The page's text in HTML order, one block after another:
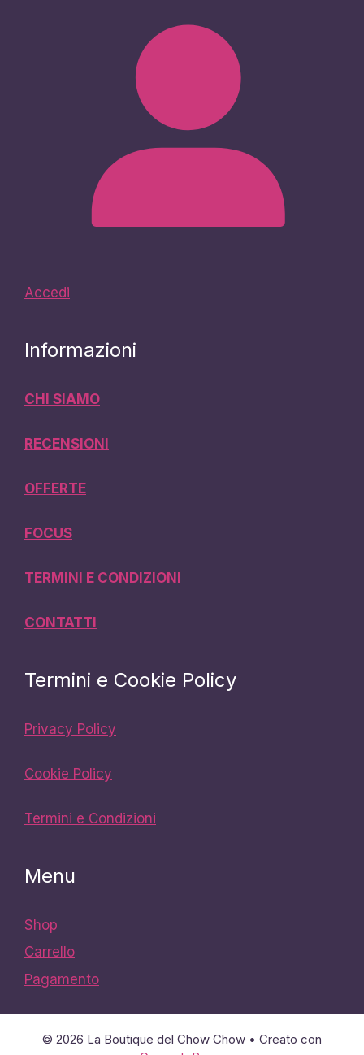
Accedi
Informazioni
CHI SIAMO
RECENSIONI
OFFERTE
FOCUS
TERMINI E CONDIZIONI
CONTATTI
Termini e Cookie Policy
Privacy Policy
Cookie Policy
Termini e Condizioni
Menu
Shop
Carrello
Pagamento
© 2026 La Boutique del Chow Chow • Creato con